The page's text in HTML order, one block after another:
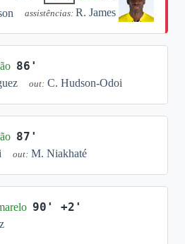
assistências: R. James
86'
out: C. Hudson-Odoi
87'
out: M. Niakhaté
90' +2'